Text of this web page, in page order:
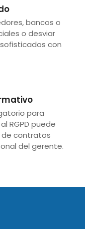
bancos o
o desviar
con
para
RGPD puede
de contratos
del gerente.